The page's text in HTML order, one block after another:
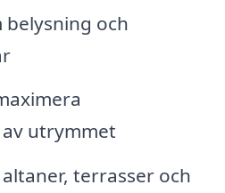
belysning och
utrymmet
terrasser och